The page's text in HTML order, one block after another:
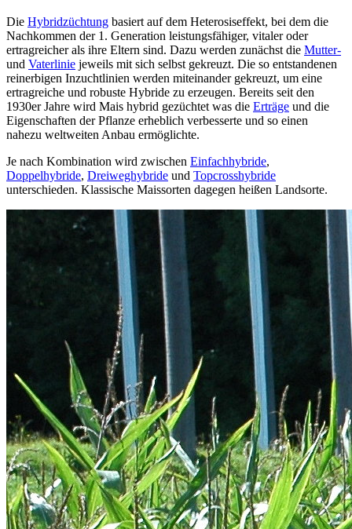
Die Hybridzüchtung basiert auf dem Heterosiseffekt, bei dem die
Nachkommen der 1. Generation leistungsfähiger, vitaler oder
ertragreicher als ihre Eltern sind. Dazu werden zunächst die Mutter-
und Vaterlinie jeweils mit sich selbst gekreuzt. Die so entstandenen
reinerbigen Inzuchtlinien werden miteinander gekreuzt, um eine
ertragreiche und robuste Hybride zu erzeugen. Bereits seit den
1930er Jahre wird Mais hybrid gezüchtet was die Erträge und die
Eigenschaften der Pflanze erheblich verbesserte und so einen
nahezu weltweiten Anbau ermöglichte.
Je nach Kombination wird zwischen Einfachhybride,
Doppelhybride, Dreiweghybride und Topcrosshybride
unterschieden. Klassische Maissorten dagegen heißen Landsorte.